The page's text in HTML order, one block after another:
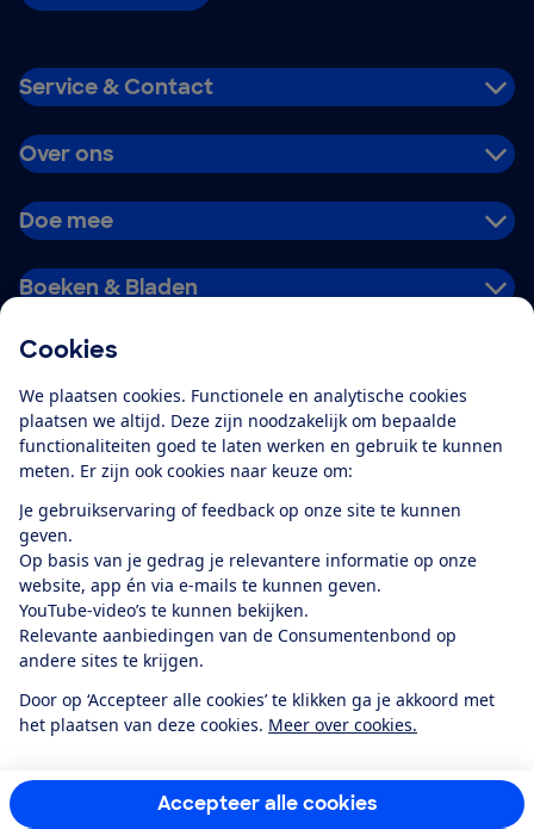
Cookies
We plaatsen cookies. Functionele en analytische cookies
plaatsen we altijd. Deze zijn noodzakelijk om bepaalde
functionaliteiten goed te laten werken en gebruik te kunnen
meten. Er zijn ook cookies naar keuze om:
Je gebruikservaring of feedback op onze site te kunnen
geven.
Op basis van je gedrag je relevantere informatie op onze
website, app én via e-mails te kunnen geven.
YouTube-video’s te kunnen bekijken.
Relevante aanbiedingen van de Consumentenbond op
andere sites te krijgen.
Door op ‘Accepteer alle cookies’ te klikken ga je akkoord met
het plaatsen van deze cookies. Meer over cookies.
Accepteer alle cookies
Service & Contact
Over ons
Doe mee
Boeken & Bladen
Alles over de
app
Algemene Voorwaarden
Privacyverklaring
Cookiebeleid
Privacyvoorkeuren
Toegankelijkheid
RSS-feed nieuws
Facebook
TwitterInstagram
YoutubeLinkedIn
12.901consumentenbeoordelen de Consumentenbondmet gemiddeld